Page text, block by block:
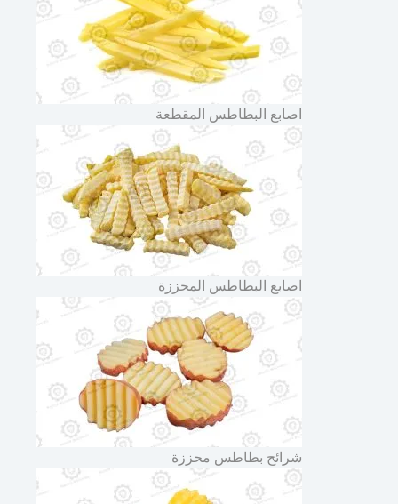
اصابع البطاطس المقطعة
اصابع البطاطس المحززة
شرائح بطاطس محززة